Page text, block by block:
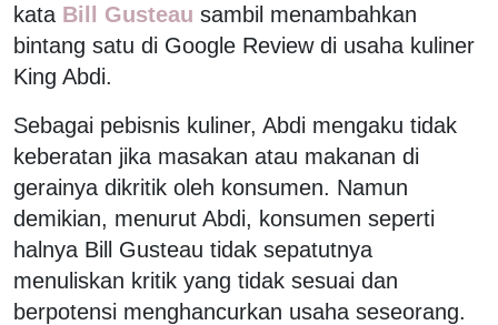
kata Bill Gusteau sambil menambahkan
bintang satu di Google Review di usaha kuliner
King Abdi.
Sebagai pebisnis kuliner, Abdi mengaku tidak
keberatan jika masakan atau makanan di
gerainya dikritik oleh konsumen. Namun
demikian, menurut Abdi, konsumen seperti
halnya Bill Gusteau tidak sepatutnya
menuliskan kritik yang tidak sesuai dan
berpotensi menghancurkan usaha seseorang.